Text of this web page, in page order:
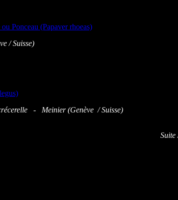
/ Suisse)
- Meinier (Genève / Suisse)
/ Next